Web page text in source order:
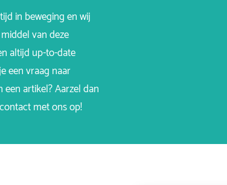
in beweging en wij
van deze
altijd up-to-date
een vraag naar
een artikel? Aarzel dan
met ons op!